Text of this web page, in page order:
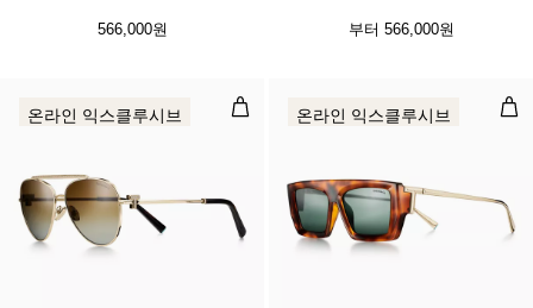
566,000원
부터 566,000원
선글라스, 페일 골드 컬러 메탈, 브
온라인 익스클루시브 선
온라인 익스클루시브